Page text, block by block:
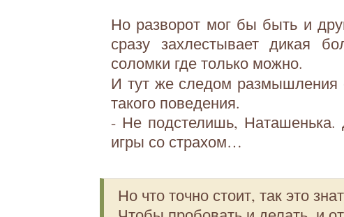
Но разворот мог бы быть и
сразу захлестывает дикая
соломки где только можно.
И тут же следом размышления
такого поведения.
- Не подстелишь, Наташенька.
игры со страхом…
Но что точно стоит, так это